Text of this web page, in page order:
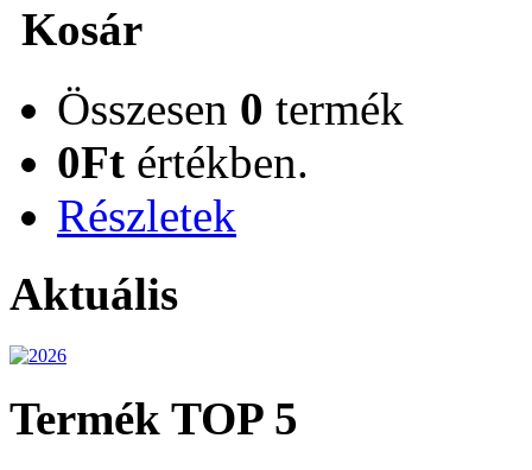
Kosár
Összesen 0 termék
0Ft értékben.
Részletek
Aktuális
Termék TOP 5